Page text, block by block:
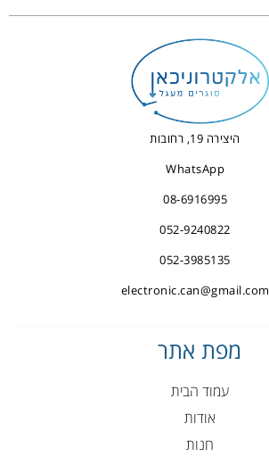
היצירה 19, רחובות
WhatsApp
08-6916995
052-9240822
052-3985135
electronic.can@gmail.com
מפת אתר
עמוד הבית
אודות
חנות